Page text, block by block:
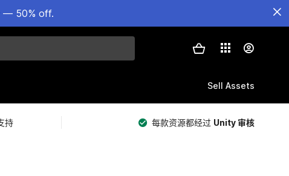
— 50% off.
Sell Assets
持 每款资源都经过 Unity 审核